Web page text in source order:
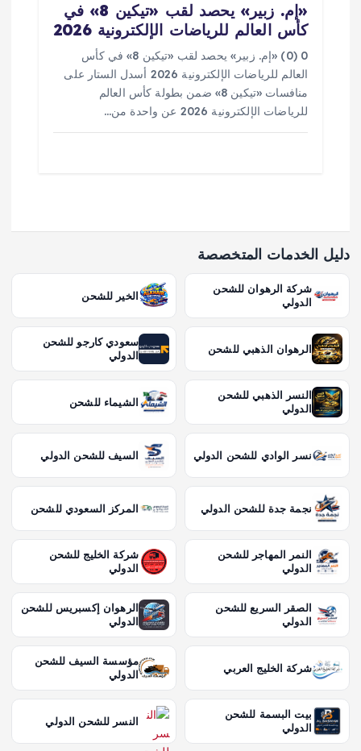
«إم. زبير» يحصد لقب «تيكين 8» في
كأس العالم للرياضات الإلكترونية 2026
0 (0) «إم. زبير» يحصد لقب «تيكين 8» في كأس
العالم للرياضات الإلكترونية 2026 أسدل الستار على
منافسات «تيكين 8» ضمن بطولة كأس العالم
للرياضات الإلكترونية 2026 عن واحدة من…
دليل الخدمات المتخصصة
شركة الرهوان للشحن
الدولي
الخير للشحن
الرهوان الذهبي للشحن
سعودي كارجو للشحن
الدولي
النسر الذهبي للشحن
الدولي
الشيماء للشحن
نسر الوادي للشحن الدولي السيف للشحن الدولي
نجمة جدة للشحن الدولي المركز السعودي للشحن
النمر المهاجر للشحن
الدولي
شركة الخليج للشحن
الدولي
الصقر السريع للشحن
الدولي
الرهوان إكسبريس للشحن
الدولي
شركة الخليج العربي
مؤسسة السيف للشحن
الدولي
بيت البسمة للشحن
الدولي
النسر للشحن الدولي